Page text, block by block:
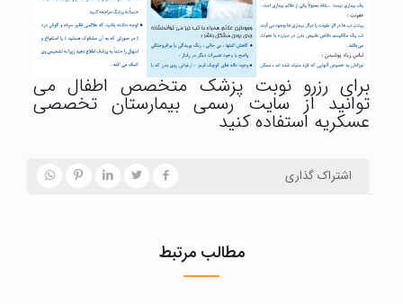
برای رزرو نوبت پزشک متخصص اطفال می
توانید از سایت رسمی بیمارستان تخصصی
عسکریه استفاده کنید
اشتراک گذاری
مطالب مرتبط